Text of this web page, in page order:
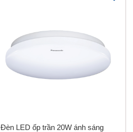
Đèn LED ốp trần 20W ánh sáng